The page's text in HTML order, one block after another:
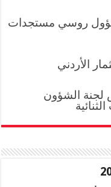
روسي مستجدات
الأردني
لجنة الشؤون